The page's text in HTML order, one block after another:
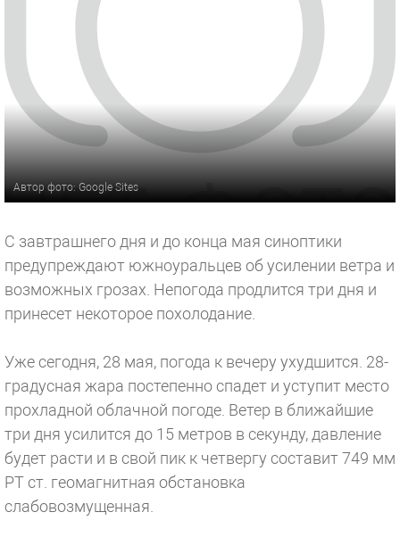
Автор фото: Google Sites
С завтрашнего дня и до конца мая синоптики
предупреждают южноуральцев об усилении ветра и
возможных грозах. Непогода продлится три дня и
принесет некоторое похолодание.
Уже сегодня, 28 мая, погода к вечеру ухудшится. 28-
градусная жара постепенно спадет и уступит место
прохладной облачной погоде. Ветер в ближайшие
три дня усилится до 15 метров в секунду, давление
будет расти и в свой пик к четвергу составит 749 мм
РТ ст. геомагнитная обстановка
слабовозмущенная.